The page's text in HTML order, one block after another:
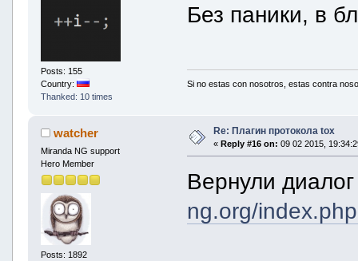
Posts: 155
Country:
Thanked: 10 times
Без паники, в
Si no estas con nosotros, estas contra
watcher
Miranda NG support
Hero Member
Posts: 1892
Re: Плагин протокола tox
« Reply #16 on: 09 02 2015,
Вернули
ng.org/